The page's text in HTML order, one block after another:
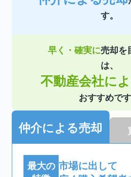
す。
早く・確実に売却を
は、
不動産会社に
おすすめです
仲介による売却
最大の 市場に出して